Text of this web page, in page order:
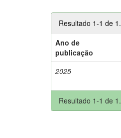
Resultado 1-1 de 1.
Ano de
publicação
2025
Resultado 1-1 de 1.